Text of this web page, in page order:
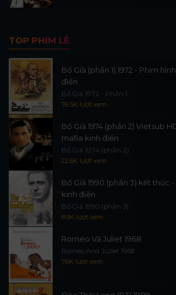
TOP PHIM LẺ
Bố Già (phần 1) 1972 - Phim
điển
Bố Già 1972 - Phần 1
76.5K lượt xem
Bố Già 1974 (phần 2) Vietsub
mafia kinh điển
Bố Già 1974 (phần 2)
22.6K lượt xem
Bố Già 1990 (phần 3) kết thúc
kinh điển
Bố Già 1990 (phần 3)
8.9K lượt xem
Romeo Và Juliet 1968
Romeo And Juliet 1968
7.6K lượt xem